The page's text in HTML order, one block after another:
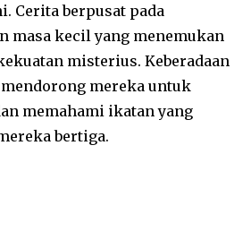
Cerita berpusat pada
masa kecil yang menemukan
misterius. Keberadaan
mereka untuk
memahami ikatan yang
bertiga.